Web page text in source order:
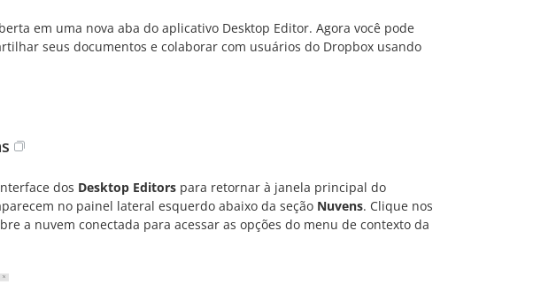
em uma nova aba do aplicativo Desktop Editor. Agora você pode
seus documentos e colaborar com usuários do Dropbox usando
dos Desktop Editors para retornar à janela principal do
no painel lateral esquerdo abaixo da seção Nuvens. Clique nos
a nuvem conectada para acessar as opções do menu de contexto da